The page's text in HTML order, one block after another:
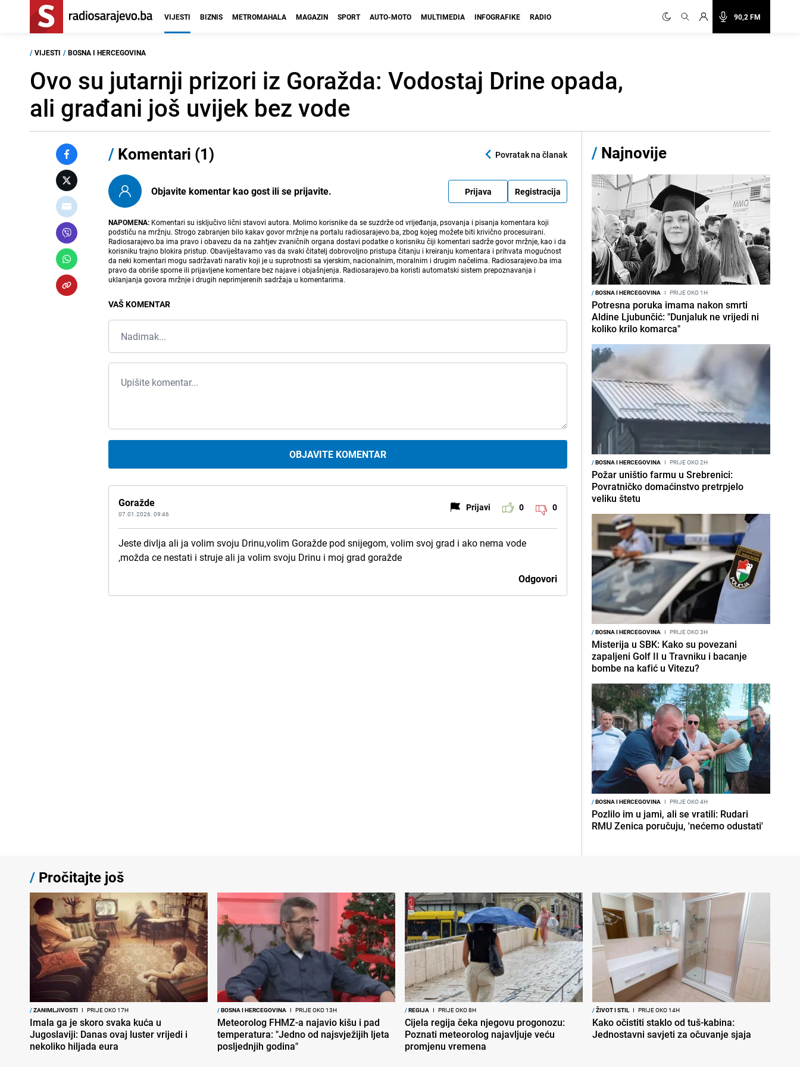
90,2 FM
VIJESTI BIZNIS METROMAHALA MAGAZIN SPORT AUTO-MOTO MULTIMEDIA INFOGRAFIKE RADIO
/ VIJESTI / BOSNA I HERCEGOVINA
Ovo su jutarnji prizori iz Goražda: Vodostaj Drine opada,
ali građani još uvijek bez vode
/ Komentari (1) Povratak na članak
Objavite komentar kao gost ili se prijavite. Prijava Registracija
NAPOMENA: Komentari su isključivo lični stavovi autora. Molimo korisnike da se suzdrže od vrijeđanja, psovanja i pisanja komentara koji
podstiču na mržnju. Strogo zabranjen bilo kakav govor mržnje na portalu radiosarajevo.ba, zbog kojeg možete biti krivično procesuirani.
Radiosarajevo.ba ima pravo i obavezu da na zahtjev zvaničnih organa dostavi podatke o korisniku čiji komentari sadrže govor mržnje, kao i da
korisniku trajno blokira pristup. Obaviještavamo vas da svaki čitatelj dobrovoljno pristupa čitanju i kreiranju komentara i prihvata mogućnost
da neki komentari mogu sadržavati narativ koji je u suprotnosti sa vjerskim, nacionalnim, moralnim i drugim načelima. Radiosarajevo.ba ima
pravo da obriše sporne ili prijavljene komentare bez najave i objašnjenja. Radiosarajevo.ba koristi automatski sistem prepoznavanja i
uklanjanja govora mržnje i drugih neprimjerenih sadržaja u komentarima.
VAŠ KOMENTAR
OBJAVITE KOMENTAR
Goražde
07.01.2026. 09:46
Prijavi 0 0
Jeste divlja ali ja volim svoju Drinu,volim Goražde pod snijegom, volim svoj grad i ako nema vode
,možda ce nestati i struje ali ja volim svoju Drinu i moj grad goražde
Odgovori
/ Najnovije
/BOSNA I HERCEGOVINA I PRIJE OKO 1H
Potresna poruka imama nakon smrti
Aldine Ljubunčić: "Dunjaluk ne vrijedi ni
koliko krilo komarca"
/BOSNA I HERCEGOVINA I PRIJE OKO 2H
Požar uništio farmu u Srebrenici:
Povratničko domaćinstvo pretrpjelo
veliku štetu
/BOSNA I HERCEGOVINA I PRIJE OKO 3H
Misterija u SBK: Kako su povezani
zapaljeni Golf II u Travniku i bacanje
bombe na kafić u Vitezu?
/BOSNA I HERCEGOVINA I PRIJE OKO 4H
Pozlilo im u jami, ali se vratili: Rudari
RMU Zenica poručuju, 'nećemo odustati'
/ Pročitajte još
/ZANIMLJIVOSTI I PRIJE OKO 17H
Imala ga je skoro svaka kuća u
Jugoslaviji: Danas ovaj luster vrijedi i
nekoliko hiljada eura
/BOSNA I HERCEGOVINA I PRIJE OKO 13H
Meteorolog FHMZ-a najavio kišu i pad
temperatura: "Jedno od najsvježijih ljeta
posljednjih godina"
/REGIJA I PRIJE OKO 8H
Cijela regija čeka njegovu progonozu:
Poznati meteorolog najavljuje veću
promjenu vremena
/ŽIVOT I STIL I PRIJE OKO 14H
Kako očistiti staklo od tuš-kabina:
Jednostavni savjeti za očuvanje sjaja